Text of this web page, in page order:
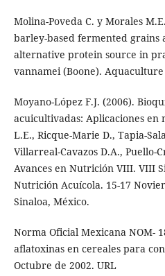
Molina-Poveda C. y Morales
barley-based fermented grains
alternative protein source in
vannamei (Boone). Aquaculture
Moyano-López F.J. (2006).
acuicultivadas: Aplicaciones en
L.E., Ricque-Marie D., Tapia-
Villarreal-Cavazos D.A., Puello-
Avances en Nutrición VIII. VIII
Nutrición Acuícola. 15-17
Sinaloa, México.
Norma Oficial Mexicana NOM-
aflatoxinas en cereales para
Octubre de 2002. URL